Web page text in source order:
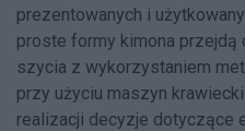
prezentowanych i
proste formy kimona przejdą
szycia z wykorzystaniem
przy użyciu maszyn
realizacji decyzje dotyczące